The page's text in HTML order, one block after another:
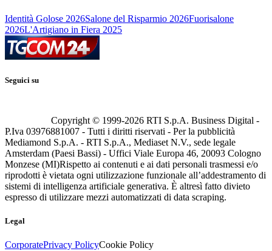
Identità Golose 2026Salone del Risparmio 2026Fuorisalone
2026L'Artigiano in Fiera 2025
Seguici su
Copyright © 1999-2026 RTI S.p.A. Business Digital -
P.Iva 03976881007 - Tutti i diritti riservati - Per la pubblicità
Mediamond S.p.A. - RTI S.p.A., Mediaset N.V., sede legale
Amsterdam (Paesi Bassi) - Uffici Viale Europa 46, 20093 Cologno
Monzese (MI)Rispetto ai contenuti e ai dati personali trasmessi e/o
riprodotti è vietata ogni utilizzazione funzionale all’addestramento di
sistemi di intelligenza artificiale generativa. È altresì fatto divieto
espresso di utilizzare mezzi automatizzati di data scraping.
Legal
CorporatePrivacy PolicyCookie Policy